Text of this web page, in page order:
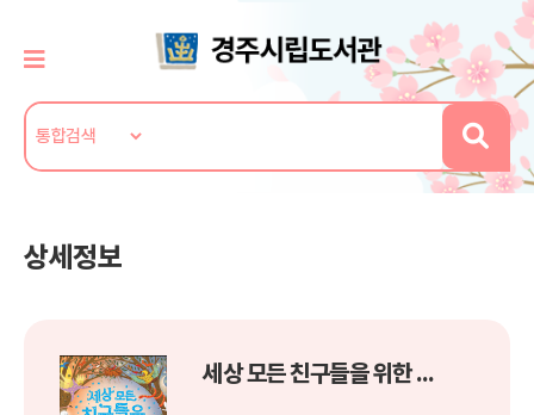
상세정보
세상 모든 친구들을 위한 노래